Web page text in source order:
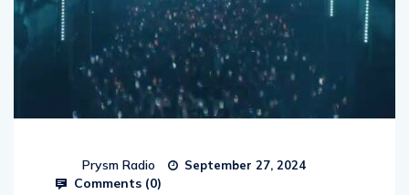
Prysm Radio September 27, 2024
Comments (0)